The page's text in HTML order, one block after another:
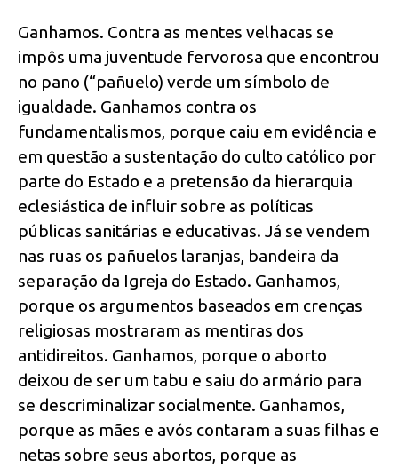
Ganhamos. Contra as mentes velhacas se
impôs uma juventude fervorosa que encontrou
no pano (“pañuelo) verde um símbolo de
igualdade. Ganhamos contra os
fundamentalismos, porque caiu em evidência e
em questão a sustentação do culto católico por
parte do Estado e a pretensão da hierarquia
eclesiástica de influir sobre as políticas
públicas sanitárias e educativas. Já se vendem
nas ruas os pañuelos laranjas, bandeira da
separação da Igreja do Estado. Ganhamos,
porque os argumentos baseados em crenças
religiosas mostraram as mentiras dos
antidireitos. Ganhamos, porque o aborto
deixou de ser um tabu e saiu do armário para
se descriminalizar socialmente. Ganhamos,
porque as mães e avós contaram a suas filhas e
netas sobre seus abortos, porque as